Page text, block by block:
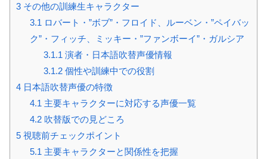
3 その他の訓練生キャラクター
3.1 ロバート・”ボブ”・フロイド、ルーベン・”ペイバッ
ク”・フィッチ、ミッキー・”ファンボーイ”・ガルシア
3.1.1 演者・日本語吹替声優情報
3.1.2個性や訓練中での役割
4 日本語吹替声優の特徴
4.1 主要キャラクターに対応する声優一覧
4.2吹替版での見どころ
5 視聴前チェックポイント
5.1 主要キャラクターと関係性を把握